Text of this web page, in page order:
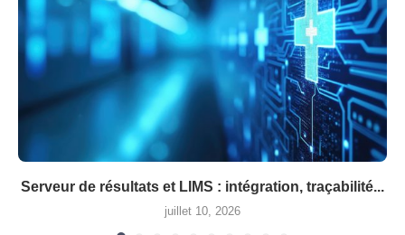
Serveur de résultats et LIMS : intégration, traçabilité...
juillet 10, 2026